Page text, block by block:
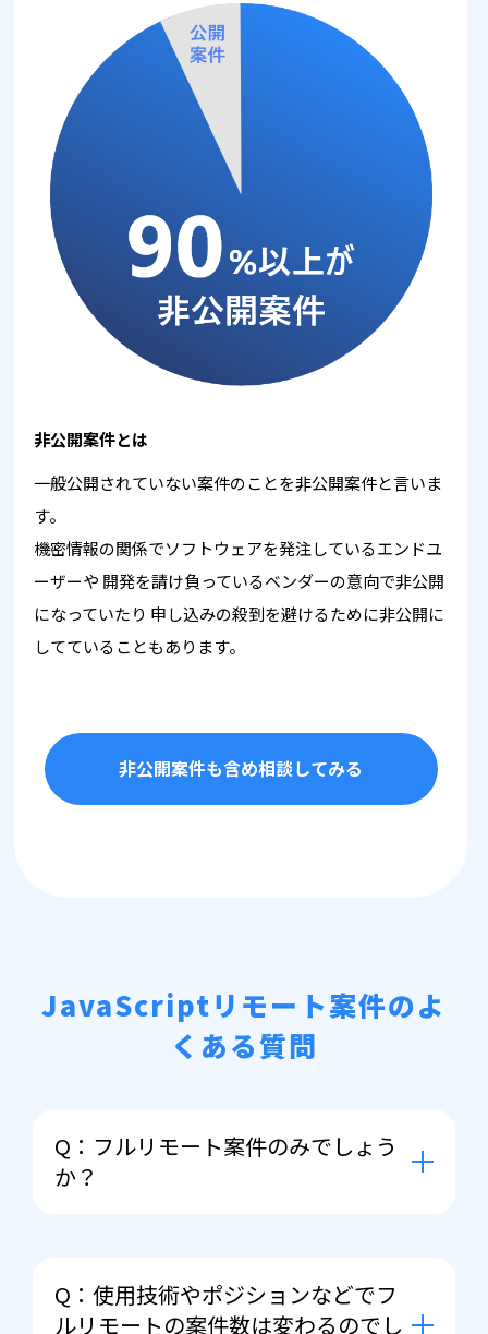
非公開案件とは
一般公開されていない案件のことを非公開案件と言いま
す。
機密情報の関係でソフトウェアを発注しているエンドユ
ーザーや 開発を請け負っているベンダーの意向で非公開
になっていたり 申し込みの殺到を避けるために非公開に
してていることもあります。
非公開案件も含め相談してみる
JavaScriptリモート案件のよ
くある質問
Q：フルリモート案件のみでしょう
か？
案件をお探しさせていただくのです
が、ご紹介できる案件の幅によっては
Q：使用技術やポジションなどでフ
ルリモートの案件数は変わるのでし